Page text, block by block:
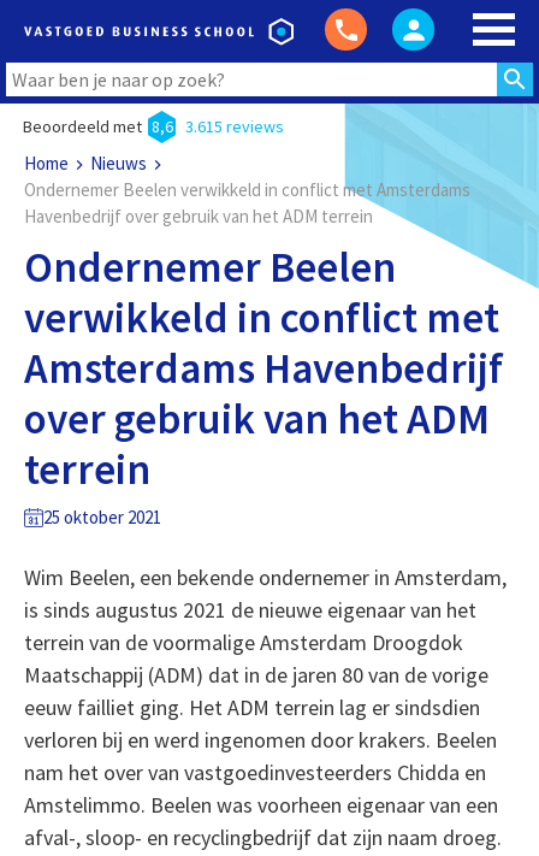
Beoordeeld met 8,6 3.615 reviews
Home
Nieuws
Ondernemer Beelen verwikkeld in conflict met Amsterdams
Havenbedrijf over gebruik van het ADM terrein
Ondernemer Beelen
verwikkeld in conflict met
Amsterdams Havenbedrijf
over gebruik van het ADM
terrein
25 oktober 2021
Wim Beelen, een bekende ondernemer in Amsterdam,
is sinds augustus 2021 de nieuwe eigenaar van het
terrein van de voormalige Amsterdam Droogdok
Maatschappij (ADM) dat in de jaren 80 van de vorige
eeuw failliet ging. Het ADM terrein lag er sindsdien
verloren bij en werd ingenomen door krakers. Beelen
nam het over van vastgoedinvesteerders Chidda en
Amstelimmo. Beelen was voorheen eigenaar van een
afval-, sloop- en recyclingbedrijf dat zijn naam droeg.